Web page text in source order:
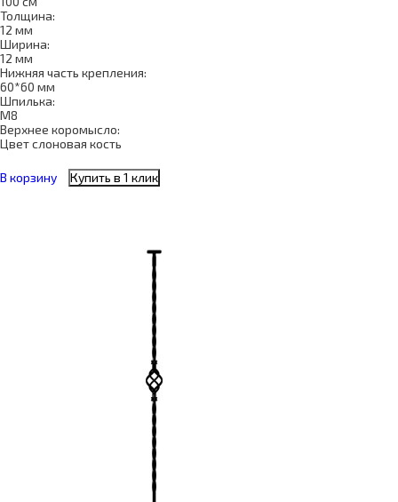
Толщина:
12 мм
Ширина:
12 мм
Нижняя часть крепления:
60*60 мм
Шпилька:
М8
Верхнее коромысло:
Цвет слоновая кость
В корзину Купить в 1 клик